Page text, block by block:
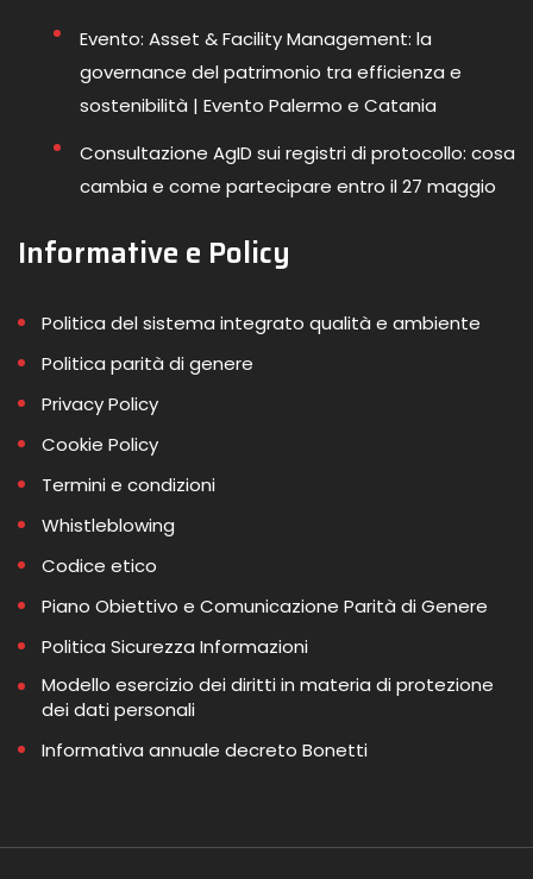
Evento: Asset & Facility Management: la
governance del patrimonio tra efficienza e
sostenibilità | Evento Palermo e Catania
Consultazione AgID sui registri di protocollo: cosa
cambia e come partecipare entro il 27 maggio
Informative e Policy
Politica del sistema integrato qualità e ambiente
Politica parità di genere
Privacy Policy
Cookie Policy
Termini e condizioni
Whistleblowing
Codice etico
Piano Obiettivo e Comunicazione Parità di Genere
Politica Sicurezza Informazioni
Modello esercizio dei diritti in materia di protezione
dei dati personali
Informativa annuale decreto Bonetti